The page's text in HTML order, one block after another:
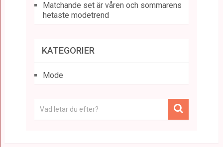
Matchande set är våren och sommarens
hetaste modetrend
KATEGORIER
Mode